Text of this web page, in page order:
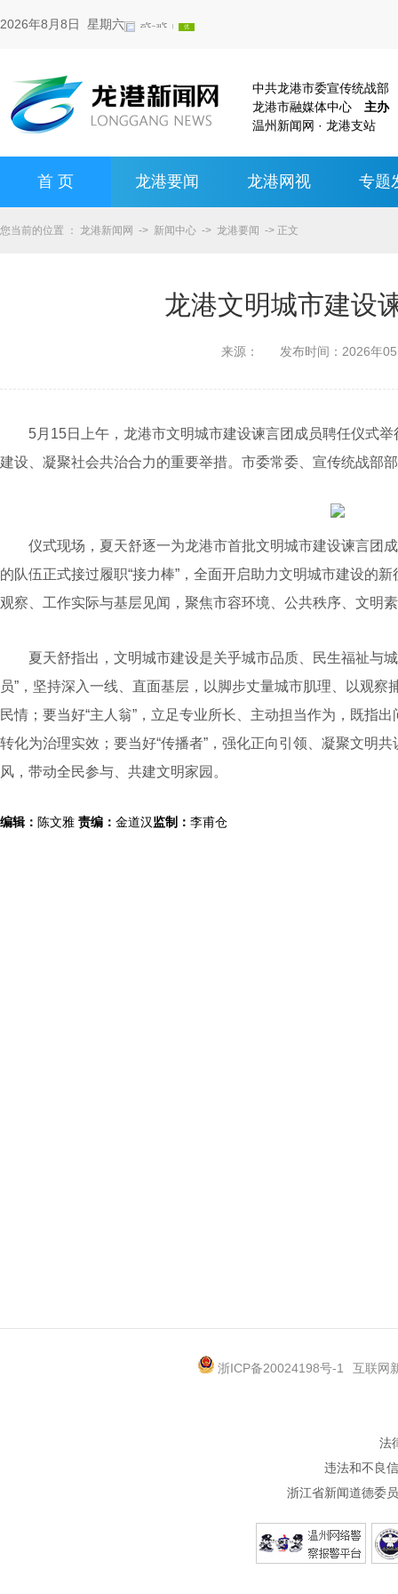
2026年8月8日 星期六
中共龙港市委宣传统战
龙港市融媒体中心 主办
温州新闻网 · 龙港支站
首 页 龙港要闻 龙港网视 专题
您当前的位置 ： 龙港新闻网 -> 新闻中心 -> 龙港要闻 -> 正文
龙港文明城市建设
来源： 发布时间： 2026年
5月15日上午，龙港市文明城市建设谏言团成员聘任仪式举
建设、凝聚社会共治合力的重要举措。市委常委、宣传统战部
仪式现场，夏天舒逐一为龙港市首批文明城市建设谏言团
的队伍正式接过履职“接力棒”，全面开启助力文明城市建设的
观察、工作实际与基层见闻，聚焦市容环境、公共秩序、文明
夏天舒指出，文明城市建设是关乎城市品质、民生福祉与城
员”，坚持深入一线、直面基层，以脚步丈量城市肌理、以观
民情；要当好“主人翁”，立足专业所长、主动担当作为，既指
转化为治理实效；要当好“传播者”，强化正向引领、凝聚文明
风，带动全民参与、共建文明家园。
编辑： 陈文雅 责编： 金道汉监制： 李甫仓
浙ICP备20024198号-1 互联网
法
违法和不良
浙江省新闻道德委